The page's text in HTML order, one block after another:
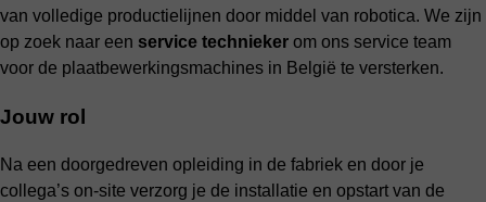
van volledige productielijnen door middel van robotica. We zijn
op zoek naar een service technieker om ons service team
voor de plaatbewerkingsmachines in België te versterken.
Jouw rol
Na een doorgedreven opleiding in de fabriek en door je
collega’s on-site verzorg je de installatie en opstart van de